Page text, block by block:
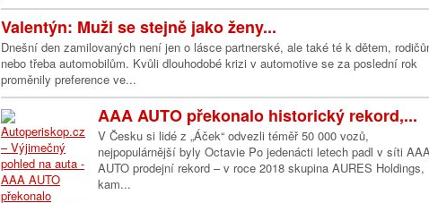
Valentýn: Muži se stejně jako ženy...
Dnešní den zamilovaných není jen o lásce partnerské, ale také té k dětem,
nebo třeba automobilům. Kvůli dlouhodobé krizi v automotive se za poslední rok
proměnily preference ve...
AAA AUTO překonalo historický rekord,...
V Česku si lidé z „Áček“ odvezli téměř 50 000 vozů,
nejpopulárnější byly Octavie Po jedenácti letech padl v síti
AUTO prodejní rekord – v roce 2018 skupina AURES Holdings,
kam...